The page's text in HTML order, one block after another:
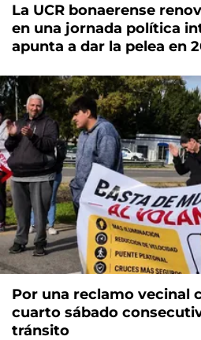
La UCR bonaerense
en una jornada política
apunta a dar la pelea en
Por una reclamo vecinal
cuarto sábado
tránsito